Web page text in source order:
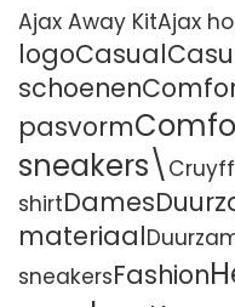
Ajax Away KitAjax
logoCasual
schoenen
pasvorm
sneakers\
shirtDames
materiaal
sneakersFashion